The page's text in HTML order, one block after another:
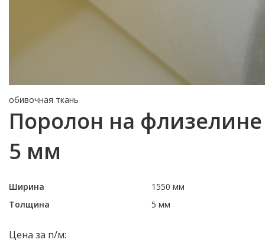
обивочная ткань
Поролон на флизелине
5 мм
Ширина
1550 мм
Толщина
5 мм
Цена за п/м: